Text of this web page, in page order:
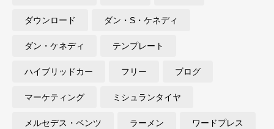
ダウンロード ダン・S・ケネディ
ダン・ケネディ テンプレート
ハイブリッドカー フリー ブログ
マーケティング ミシュランタイヤ
メルセデス・ベンツ ラーメン ワードプレス